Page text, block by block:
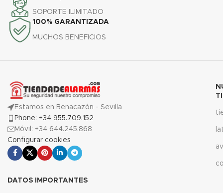
SOPORTE ILIMITADO
100% GARANTIZADA
MUCHOS BENEFICIOS
Estamos en Benacazón - Sevilla
Phone: +34 955.709.152
Móvil: +34 644.245.868
Configurar cookies
DATOS IMPORTANTES